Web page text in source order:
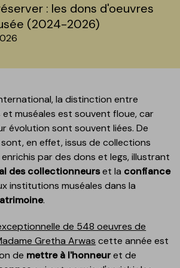
: les dons d'oeuvres
(2024-2026)
la distinction entre
muséales est souvent floue, car
évolution sont souvent liées. De
en effet, issus de collections
par des dons et legs, illustrant
des collectionneurset la confiance
institutions muséales dans la
.
de 548 oeuvres de
Gretha Arwas cette année est
de mettre à l'honneuret de